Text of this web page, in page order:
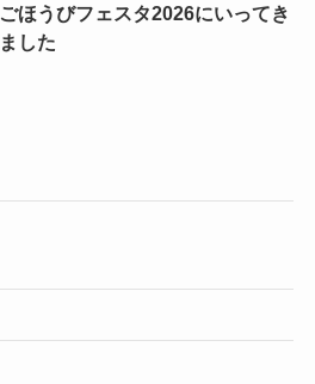
ごほうびフェスタ2026にいってき
ました